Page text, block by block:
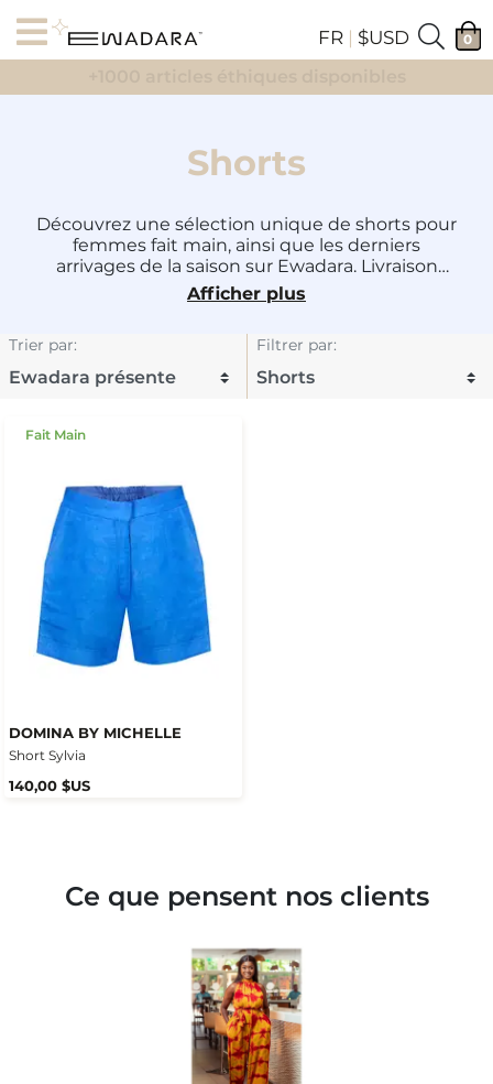
FR | $USD 0
Shorts
Découvrez une sélection unique de shorts pour
femmes fait main, ainsi que les derniers
arrivages de la saison sur Ewadara. Livraison
gratuite !
Afficher plus
Trier par: Filtrer par:
Fait Main
DOMINA BY MICHELLE
Short Sylvia
140,00 $US
Ce que pensent nos clients